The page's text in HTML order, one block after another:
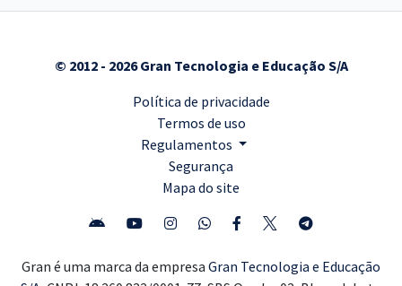
© 2012 - 2026 Gran Tecnologia e Educação S/A
Política de privacidade
Termos de uso
Regulamentos
Segurança
Mapa do site
Gran é uma marca da empresa Gran Tecnologia e Educação